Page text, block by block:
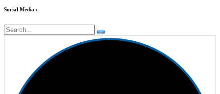
Social Media :